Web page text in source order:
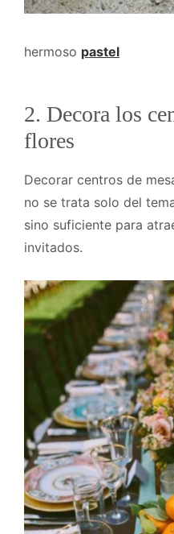
hermoso pastel
2. Decora los
flores
Decorar centros de
no se trata solo del
sino suficiente para
invitados.